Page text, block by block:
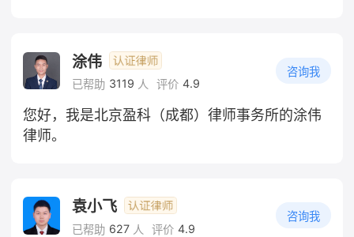
涂伟
已帮助 3119 人 评价 4.9
咨询我
您好，我是北京盈科（成都）律师事务所的涂伟
律师。
袁小飞
已帮助 627 人 评价 4.9
咨询我